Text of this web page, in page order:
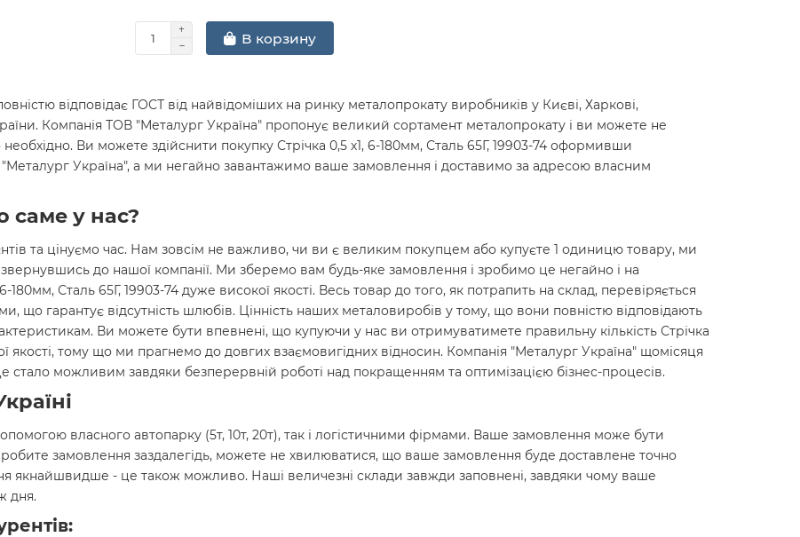
В корзину
відповідає ГОСТ від найвідоміших на ринку металопрокату виробників у Києві, Харкові,
Компанія ТОВ "Металург Україна" пропонує великий сортамент металопрокату і ви можете не
Ви можете здійснити покупку Стрічка 0,5 х1, 6-180мм, Сталь 65Г, 19903-74 оформивши
Україна", а ми негайно завантажимо ваше замовлення і доставимо за адресою власним
саме у нас?
та цінуємо час. Нам зовсім не важливо, чи ви є великим покупцем або купуєте 1 одиницю товару, ми
до нашої компанії. Ми зберемо вам будь-яке замовлення і зробимо це негайно і на
Сталь 65Г, 19903-74 дуже високої якості. Весь товар до того, як потрапить на склад, перевіряється
що гарантує відсутність шлюбів. Цінність наших металовиробів у тому, що вони повністю відповідають
Ви можете бути впевнені, що купуючи у нас ви отримуватимете правильну кількість Стрічка
якості, тому що ми прагнемо до довгих взаємовигідних відносин. Компанія "Металург Україна" щомісяця
стало можливим завдяки безперервній роботі над покращенням та оптимізацією бізнес-процесів.
власного автопарку (5т, 10т, 20т), так і логістичними фірмами. Ваше замовлення може бути
замовлення заздалегідь, можете не хвилюватися, що ваше замовлення буде доставлене точно
якнайшвидше - це також можливо. Наші величезні склади завжди заповнені, завдяки чому ваше
дня.